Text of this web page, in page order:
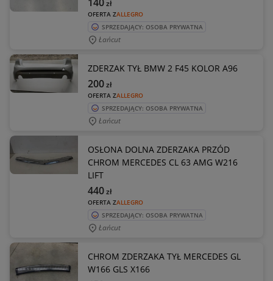
OFERTA ZALLEGRO
zł
SPRZEDAJĄCY: OSOBA PRYWATNA
Łańcut
ZDERZAK TYŁ BMW 2 F45 KOLOR A96
OFERTA ZALLEGRO
200zł
SPRZEDAJĄCY: OSOBA PRYWATNA
Łańcut
OSŁONA DOLNA ZDERZAKA PRZÓD
CHROM MERCEDES CL 63 AMG W216
LIFT
OFERTA ZALLEGRO
440zł
SPRZEDAJĄCY: OSOBA PRYWATNA
Łańcut
CHROM ZDERZAKA TYŁ MERCEDES GL
W166 GLS X166